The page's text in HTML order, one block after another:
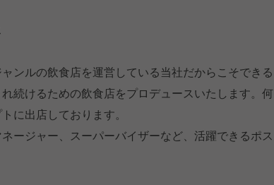
ンルの飲食店を運営している当社だからこそできる
続けるための飲食店をプロデュースいたします。何
に出店しております。
ージャー、スーパーバイザーなど、活躍できるポス